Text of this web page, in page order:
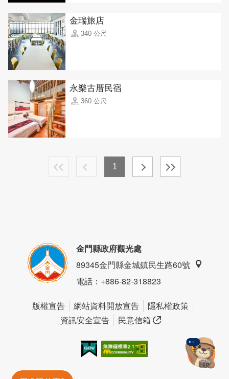
金瑞旅店
340 公尺
永樂古厝民宿
360 公尺
1
金門縣政府觀光處
89345金門縣金城鎮民生路60號
電話：+886-82-318823
版權宣告 網站資料開放宣告
隱私權政策
資訊安全宣告
民意信箱